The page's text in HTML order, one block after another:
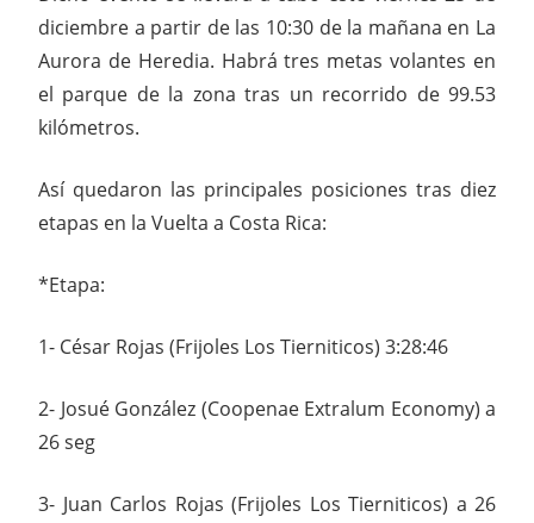
diciembre a partir de las 10:30 de la mañana en La
Aurora de Heredia. Habrá tres metas volantes en
el parque de la zona tras un recorrido de 99.53
kilómetros.
Así quedaron las principales posiciones tras diez
etapas en la Vuelta a Costa Rica:
*Etapa:
1- César Rojas (Frijoles Los Tierniticos) 3:28:46
2- Josué González (Coopenae Extralum Economy) a
26 seg
3- Juan Carlos Rojas (Frijoles Los Tierniticos) a 26